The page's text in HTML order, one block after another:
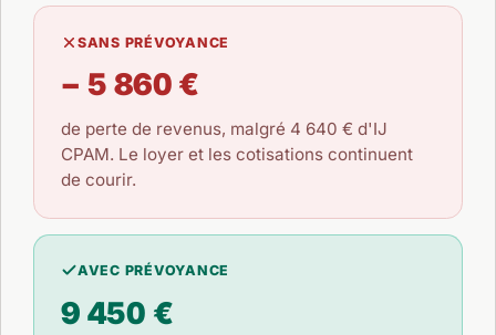
SANS PRÉVOYANCE
− 5 860 €
de perte de revenus, malgré 4 640 € d'IJ
CPAM. Le loyer et les cotisations continuent
de courir.
AVEC PRÉVOYANCE
9 450 €